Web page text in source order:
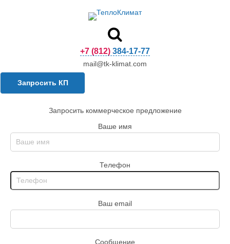
+7 (812) 384-17-77
mail@tk-klimat.com
Запросить КП
Запросить коммерческое предложение
Ваше имя
Телефон
Ваш email
Сообщение